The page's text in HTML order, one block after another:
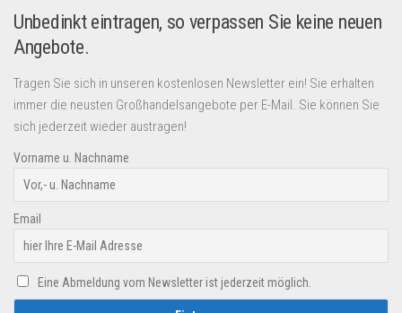
Unbedinkt eintragen, so verpassen Sie keine neuen
Angebote.
Tragen Sie sich in unseren kostenlosen Newsletter ein! Sie erhalten
immer die neusten Großhandelsangebote per E-Mail. Sie können Sie
sich jederzeit wieder austragen!
Vorname u. Nachname
Email
Eine Abmeldung vom Newsletter ist jederzeit möglich.